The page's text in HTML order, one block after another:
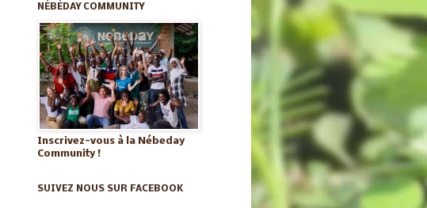
NÉBÉDAY COMMUNITY
Inscrivez-vous à la Nébeday
Community !
SUIVEZ NOUS SUR FACEBOOK